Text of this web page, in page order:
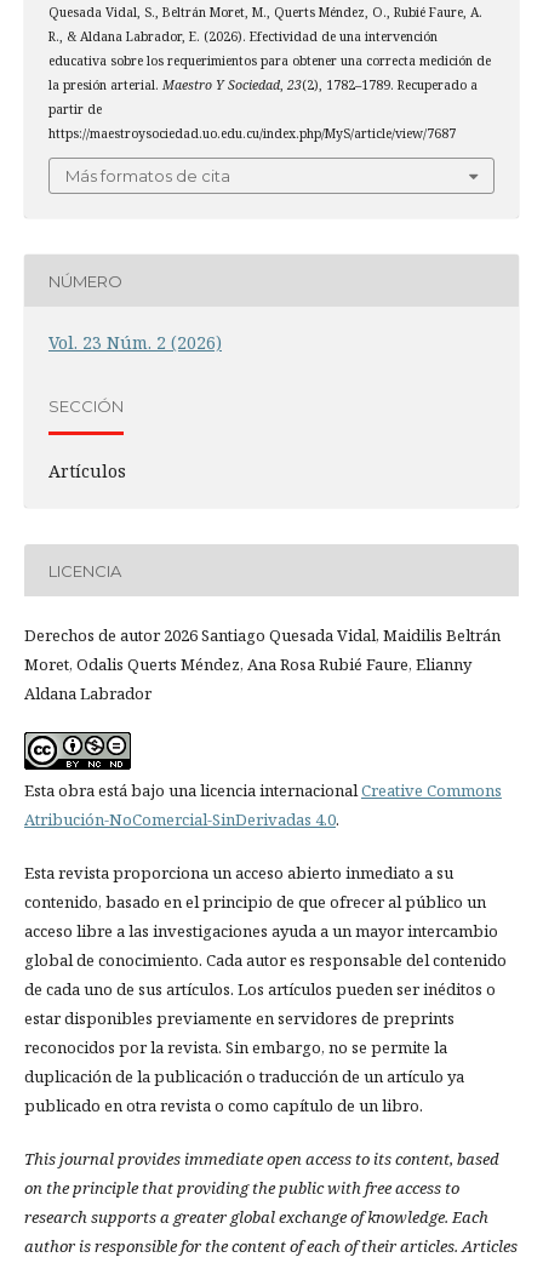
Quesada Vidal, S., Beltrán Moret, M., Querts Méndez, O., Rubié Faure, A.
R., & Aldana Labrador, E. (2026). Efectividad de una intervención
educativa sobre los requerimientos para obtener una correcta medición de
la presión arterial. Maestro Y Sociedad, 23(2), 1782–1789. Recuperado a
partir de
https://maestroysociedad.uo.edu.cu/index.php/MyS/article/view/7687
Más formatos de cita
NÚMERO
Vol. 23 Núm. 2 (2026)
SECCIÓN
Artículos
LICENCIA
Derechos de autor 2026 Santiago Quesada Vidal, Maidilis Beltrán
Moret, Odalis Querts Méndez, Ana Rosa Rubié Faure, Elianny
Aldana Labrador
Esta obra está bajo una licencia internacionalCreative Commons
Atribución-NoComercial-SinDerivadas 4.0.
Esta revista proporciona un acceso abierto inmediato a su
contenido, basado en el principio de que ofrecer al público un
acceso libre a las investigaciones ayuda a un mayor intercambio
global de conocimiento. Cada autor es responsable del contenido
de cada uno de sus artículos. Los artículos pueden ser inéditos o
estar disponibles previamente en servidores de preprints
reconocidos por la revista. Sin embargo, no se permite la
duplicación de la publicación o traducción de un artículo ya
publicado en otra revista o como capítulo de un libro.
This journal provides immediate open access to its content, based
on the principle that providing the public with free access to
research supports a greater global exchange of knowledge. Each
author is responsible for the content of each of their articles. Articles